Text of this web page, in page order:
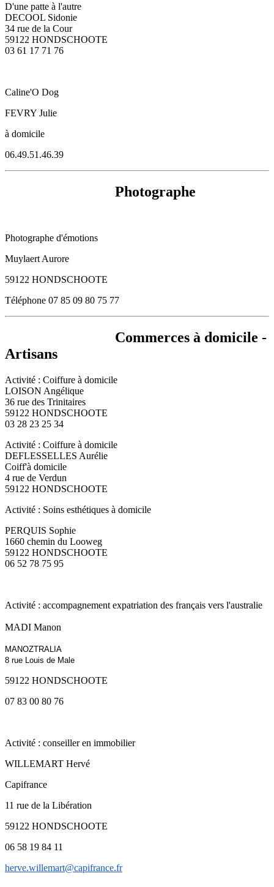
D'une patte à l'autre
DECOOL Sidonie
34 rue de la Cour
59122 HONDSCHOOTE
03 61 17 71 76
Caline'O Dog
FEVRY Julie
à domicile
06.49.51.46.39
Photographe
Photographe d'émotions
Muylaert Aurore
59122 HONDSCHOOTE
Téléphone 07 85 09 80 75 77
Commerces à domicile -
Artisans
Activité : Coiffure à domicile
LOISON Angélique
36 rue des Trinitaires
59122 HONDSCHOOTE
03 28 23 25 34
Activité : Coiffure à domicile
DEFLESSELLES Aurélie
Coiff'à domicile
4 rue de Verdun
59122 HONDSCHOOTE
Activité : Soins esthétiques à domicile
PERQUIS Sophie
1660 chemin du Looweg
59122 HONDSCHOOTE
06 52 78 75 95
Activité : accompagnement expatriation des français vers l'australie
MADI Manon
MANOZTRALIA
8 rue Louis de Male
59122 HONDSCHOOTE
07 83 00 80 76
Activité : conseiller en immobilier
WILLEMART Hervé
Capifrance
11 rue de la Libération
59122 HONDSCHOOTE
06 58 19 84 11
herve.willemart@capifrance.fr